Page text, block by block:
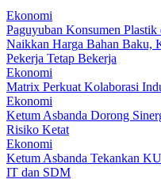
Ekonomi
Paguyuban Konsumen Plastik
Naikkan Harga Bahan Baku,
Pekerja Tetap Bekerja
Ekonomi
Matrix Perkuat Kolaborasi
Ekonomi
Ketum Asbanda Dorong
Risiko Ketat
Ekonomi
Ketum Asbanda Tekankan
IT dan SDM